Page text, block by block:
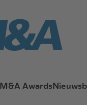
M&A Awards